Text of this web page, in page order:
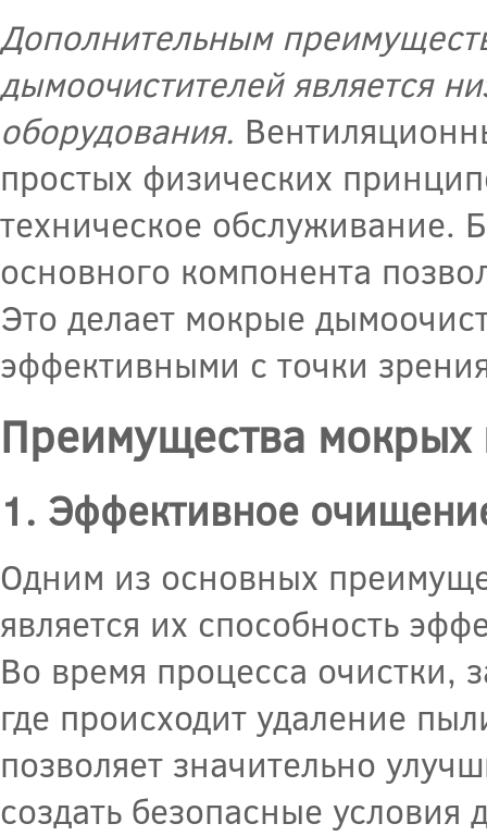
Дополнительным
дымоочистителей является
оборудования.
простых физических
техническое обслуживание.
основного компонента
Это делает мокрые
эффективными с точки
Преимущества мокрых
1. Эффективное
Одним из основных
является их способность
Во время процесса очистки,
где происходит удаление
позволяет значительно
создать безопасные условия